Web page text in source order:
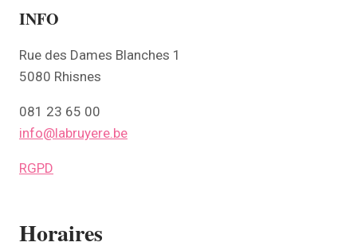
INFO
Rue des Dames Blanches 1
5080 Rhisnes
081 23 65 00
info@labruyere.be
RGPD
Horaires